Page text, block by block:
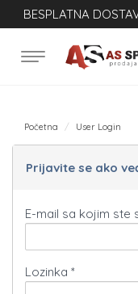
BESPLATNA
Početna User Login
Prijavite se ako
E-mail sa kojim ste
Lozinka *